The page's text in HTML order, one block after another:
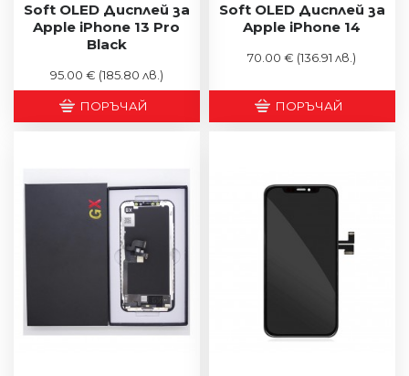
Soft OLED Дисплей за
Apple iPhone 13 Pro
Black
95.00 € (185.80 лв.)
ПОРЪЧАЙ
Soft OLED Дисплей за
Apple iPhone 14
70.00 € (136.91 лв.)
ПОРЪЧАЙ